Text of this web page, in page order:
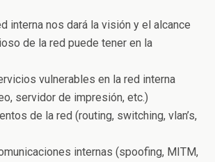
interna nos dará la visión y el alcance
de la red puede tener en la
vulnerables en la red interna
servidor de impresión, etc.)
de la red (routing, switching, vlan’s,
internas (spoofing, MITM,